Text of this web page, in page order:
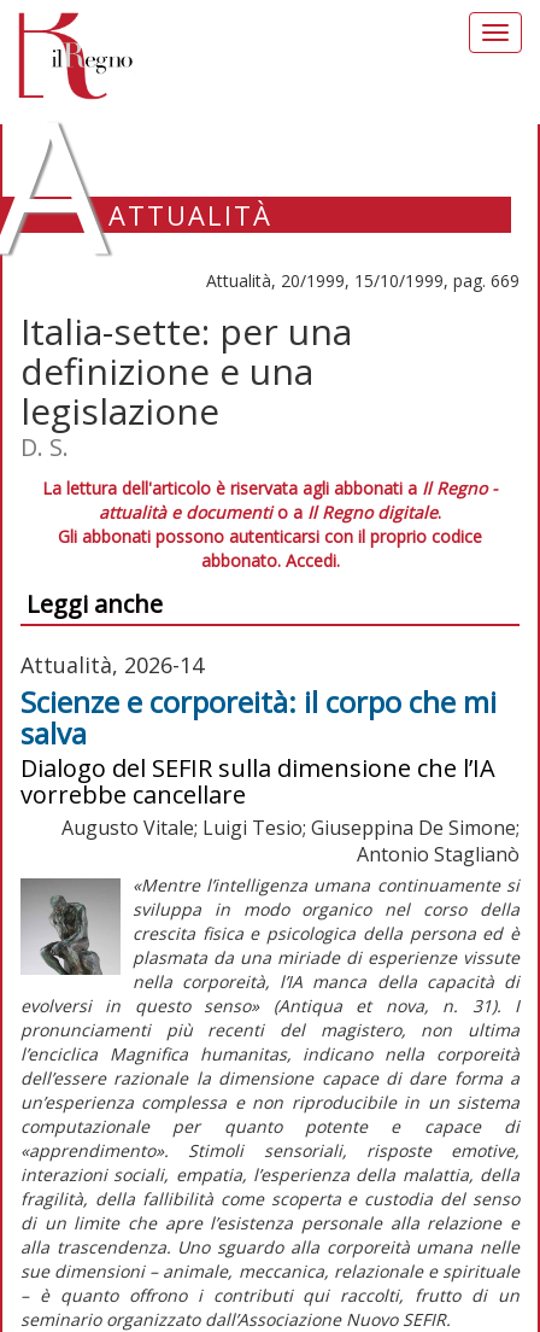
ATTUALITÀ
Attualità, 20/1999, 15/10/1999, pag. 669
Italia-sette: per una
definizione e una
legislazione
D. S.
La lettura dell'articolo è riservata agli abbonati a Il Regno -
attualità e documentio a Il Regno digitale.
Gli abbonati possono autenticarsi con il proprio codice
abbonato. Accedi.
Leggi anche
Attualità, 2026-14
Scienze e corporeità: il corpo che mi
salva
Dialogo del SEFIR sulla dimensione che l’IA
vorrebbe cancellare
Augusto Vitale; Luigi Tesio; Giuseppina De Simone;
Antonio Staglianò
«Mentre l’intelligenza umana continuamente si
sviluppa in modo organico nel corso della
crescita fisica e psicologica della persona ed è
plasmata da una miriade di esperienze vissute
nella corporeità, l’IA manca della capacità di
evolversi in questo senso» (Antiqua et nova, n. 31). I
pronunciamenti più recenti del magistero, non ultima
l’enciclica Magnifica humanitas, indicano nella corporeità
dell’essere razionale la dimensione capace di dare forma a
un’esperienza complessa e non riproducibile in un sistema
computazionale per quanto potente e capace di
«apprendimento». Stimoli sensoriali, risposte emotive,
interazioni sociali, empatia, l’esperienza della malattia, della
fragilità, della fallibilità come scoperta e custodia del senso
di un limite che apre l’esistenza personale alla relazione e
alla trascendenza. Uno sguardo alla corporeità umana nelle
sue dimensioni – animale, meccanica, relazionale e spirituale
– è quanto offrono i contributi qui raccolti, frutto di un
seminario organizzato dall’Associazione Nuovo SEFIR.